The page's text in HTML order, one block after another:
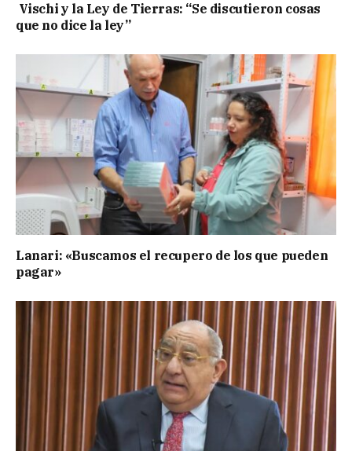
Vischi y la Ley de Tierras: “Se discutieron cosas
que no dice la ley”
Lanari: «Buscamos el recupero de los que pueden
pagar»